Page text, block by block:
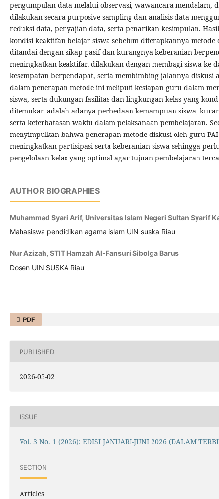
pengumpulan data melalui observasi, wawancara mendalam,
dilakukan secara purposive sampling dan analisis data
reduksi data, penyajian data, serta penarikan kesimpulan.
kondisi keaktifan belajar siswa sebelum diterapkannya
ditandai dengan sikap pasif dan kurangnya keberanian
meningkatkan keaktifan dilakukan dengan membagi siswa ke
kesempatan berpendapat, serta membimbing jalannya
dalam penerapan metode ini meliputi kesiapan guru dalam
siswa, serta dukungan fasilitas dan lingkungan kelas yang
ditemukan adalah adanya perbedaan kemampuan siswa,
serta keterbatasan waktu dalam pelaksanaan pembelajaran.
menyimpulkan bahwa penerapan metode diskusi oleh guru
meningkatkan partisipasi serta keberanian siswa sehingga
pengelolaan kelas yang optimal agar tujuan pembelajaran
AUTHOR BIOGRAPHIES
Muhammad Syari Arif, Universitas Islam Negeri Sultan Syarif
Mahasiswa pendidikan agama islam UIN suska Riau
Nur Azizah, STIT Hamzah Al-Fansuri Sibolga Barus
Dosen UIN SUSKA Riau
PDF
PUBLISHED
2026-05-02
ISSUE
Vol. 3 No. 1 (2026): EDISI JANUARI-JUNI 2026 (DALAM
SECTION
Articles